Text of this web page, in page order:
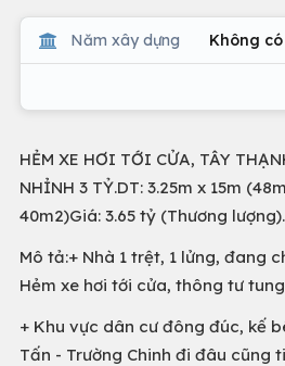
Năm xây dựng Không
HẺM XE HƠI TỚI CỬA, TÂY
NHỈNH 3 TỶ.DT: 3.25m x 15m
40m2)Giá: 3.65 tỷ (Thương
Mô tả:+ Nhà 1 trệt, 1 lửng, đang
Hẻm xe hơi tới cửa, thông tư
+ Khu vực dân cư đông đúc, kế
Tấn - Trường Chinh đi đâu cũng